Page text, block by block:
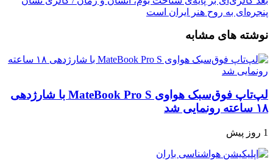
پنجره‌ای به روح هنر ایران است
نوشته های مشابه
لپ‌تاپ فوق‌سبک هواوی MateBook Pro S با شارژدهی
۱۸ ساعته رونمایی شد
1 روز پیش